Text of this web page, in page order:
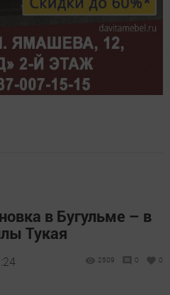
в Бугульме – в
Тукая
2509 0 0